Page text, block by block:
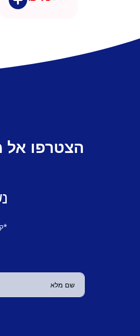
הצטרפו אל